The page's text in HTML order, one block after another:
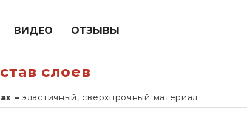
ВИДЕО ОТЗЫВЫ
слоев
–эластичный, сверхпрочный материал